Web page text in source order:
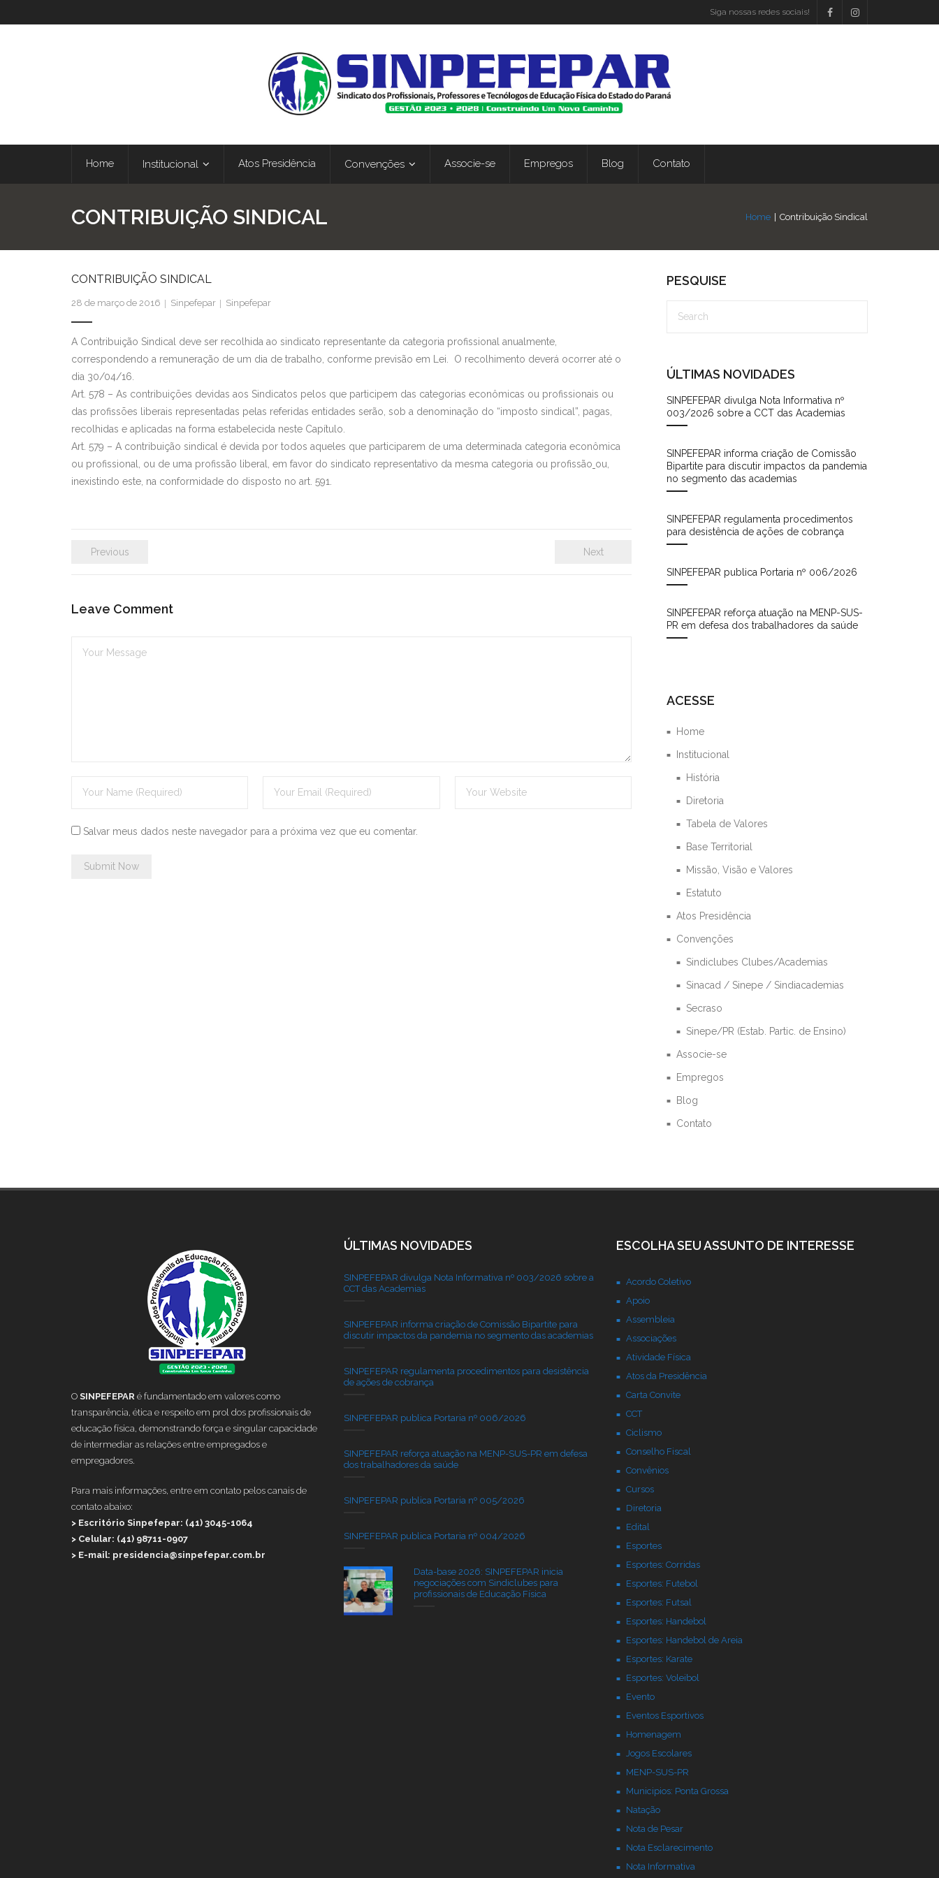
Siga nossas redes sociais!
Home Institucional Atos Presidência Convenções Associe-se Empregos Blog Contato
CONTRIBUIÇÃO SINDICAL Home Contribuição Sindical
CONTRIBUIÇÃO SINDICAL
28 de março de 2016 Sinpefepar Sinpefepar
A Contribuição Sindical deve ser recolhida ao sindicato representante da categoria profissional anualmente,
correspondendo a remuneração de um dia de trabalho, conforme previsão em Lei. O recolhimento deverá ocorrer até o
dia 30/04/16.
Art. 578 – As contribuições devidas aos Sindicatos pelos que participem das categorias econômicas ou profissionais ou
das profissões liberais representadas pelas referidas entidades serão, sob a denominação do “imposto sindical”, pagas,
recolhidas e aplicadas na forma estabelecida neste Capítulo.
Art. 579 – A contribuição sindical é devida por todos aqueles que participarem de uma determinada categoria econômica
ou profissional, ou de uma profissão liberal, em favor do sindicato representativo da mesma categoria ou profissão ou,
inexistindo este, na conformidade do disposto no art. 591.
Previous Next
Leave Comment
Salvar meus dados neste navegador para a próxima vez que eu comentar.
PESQUISE
ÚLTIMAS NOVIDADES
SINPEFEPAR divulga Nota Informativa nº
003/2026 sobre a CCT das Academias
SINPEFEPAR informa criação de Comissão
Bipartite para discutir impactos da pandemia
no segmento das academias
SINPEFEPAR regulamenta procedimentos
para desistência de ações de cobrança
SINPEFEPAR publica Portaria nº 006/2026
SINPEFEPAR reforça atuação na MENP-SUS-
PR em defesa dos trabalhadores da saúde
ACESSE
Home
Institucional
História
Diretoria
Tabela de Valores
Base Territorial
Missão, Visão e Valores
Estatuto
Atos Presidência
Convenções
Sindiclubes Clubes/Academias
Sinacad / Sinepe / Sindiacademias
Secraso
Sinepe/PR (Estab. Partic. de Ensino)
Associe-se
Empregos
Blog
Contato
O SINPEFEPAR é fundamentado em valores como
transparência, ética e respeito em prol dos profissionais de
educação física, demonstrando força e singular capacidade
de intermediar as relações entre empregados e
empregadores.
Para mais informações, entre em contato pelos canais de
contato abaixo:
> Escritório Sinpefepar: (41) 3045-1064
> Celular: (41) 98711-0907
> E-mail: presidencia@sinpefepar.com.br
ÚLTIMAS NOVIDADES
SINPEFEPAR divulga Nota Informativa nº 003/2026 sobre a
CCT das Academias
SINPEFEPAR informa criação de Comissão Bipartite para
discutir impactos da pandemia no segmento das academias
SINPEFEPAR regulamenta procedimentos para desistência
de ações de cobrança
SINPEFEPAR publica Portaria nº 006/2026
SINPEFEPAR reforça atuação na MENP-SUS-PR em defesa
dos trabalhadores da saúde
SINPEFEPAR publica Portaria nº 005/2026
SINPEFEPAR publica Portaria nº 004/2026
Data-base 2026: SINPEFEPAR inicia
negociações com Sindiclubes para
profissionais de Educação Física
ESCOLHA SEU ASSUNTO DE INTERESSE
Acordo Coletivo
Apoio
Assembleia
Associações
Atividade Física
Atos da Presidência
Carta Convite
CCT
Ciclismo
Conselho Fiscal
Convênios
Cursos
Diretoria
Edital
Esportes
Esportes: Corridas
Esportes: Futebol
Esportes: Futsal
Esportes: Handebol
Esportes: Handebol de Areia
Esportes: Karate
Esportes: Voleibol
Evento
Eventos Esportivos
Homenagem
Jogos Escolares
MENP-SUS-PR
Municipios: Ponta Grossa
Natação
Nota de Pesar
Nota Esclarecimento
Nota Informativa